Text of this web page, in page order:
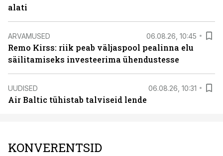
alati
ARVAMUSED 06.08.26, 10:45
Remo Kirss: riik peab väljaspool pealinna elu
säilitamiseks investeerima ühendustesse
UUDISED 06.08.26, 10:31
Air Baltic tühistab talviseid lende
KONVERENTSID